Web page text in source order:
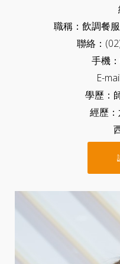
職稱：飲調餐
聯絡：
手機
E-
學歷：
經歷